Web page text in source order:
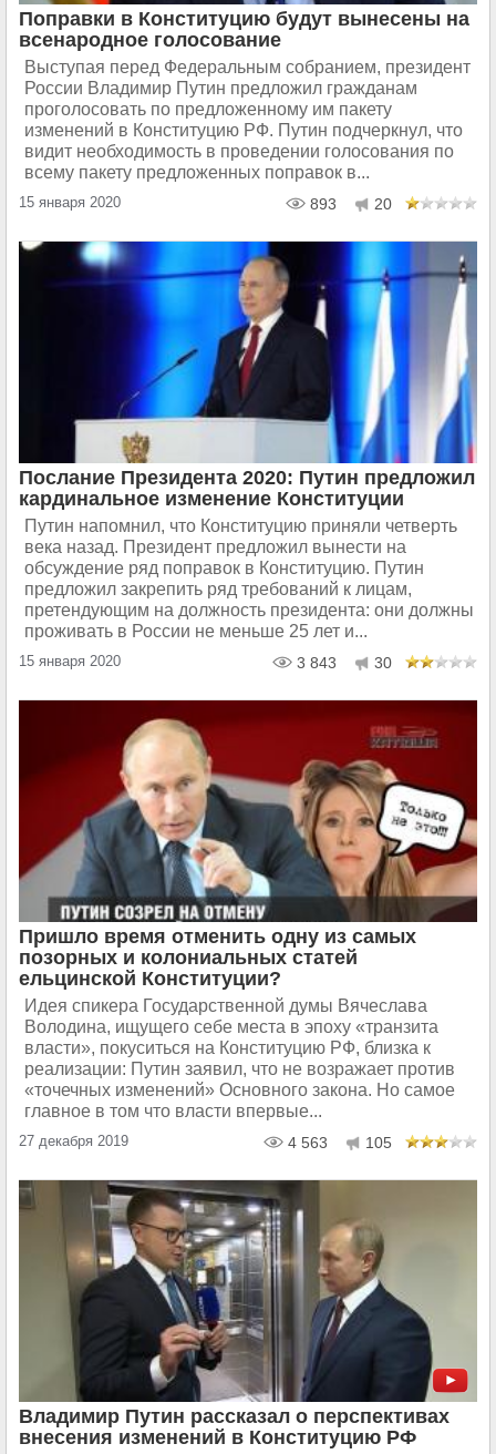
Поправки в Конституцию будут вынесены на
всенародное голосование
Выступая перед Федеральным собранием, президент
России Владимир Путин предложил гражданам
проголосовать по предложенному им пакету
изменений в Конституцию РФ. Путин подчеркнул, что
видит необходимость в проведении голосования по
всему пакету предложенных поправок в...
15 января 2020 893 20
Послание Президента 2020: Путин предложил
кардинальное изменение Конституции
Путин напомнил, что Конституцию приняли четверть
века назад. Президент предложил вынести на
обсуждение ряд поправок в Конституцию. Путин
предложил закрепить ряд требований к лицам,
претендующим на должность президента: они должны
проживать в России не меньше 25 лет и...
15 января 2020 3 843 30
Пришло время отменить одну из самых
позорных и колониальных статей
ельцинской Конституции?
Идея спикера Государственной думы Вячеслава
Володина, ищущего себе места в эпоху «транзита
власти», покуситься на Конституцию РФ, близка к
реализации: Путин заявил, что не возражает против
«точечных изменений» Основного закона. Но самое
главное в том что власти впервые...
27 декабря 2019 4 563 105
Владимир Путин рассказал о перспективах
внесения изменений в Конституцию РФ